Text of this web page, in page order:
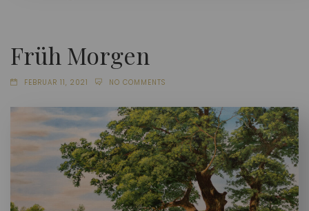
Früh Morgen
FEBRUAR 11, 2021 NO COMMENTS